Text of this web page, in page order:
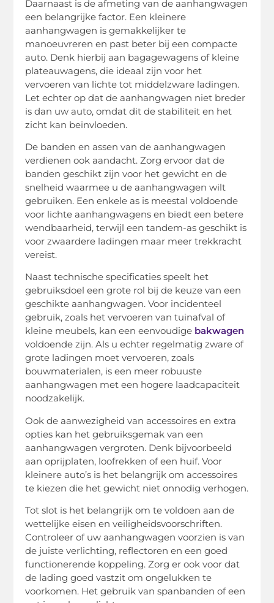
Daarnaast is de afmeting van de aanhangwagen
een belangrijke factor. Een kleinere
aanhangwagen is gemakkelijker te
manoeuvreren en past beter bij een compacte
auto. Denk hierbij aan bagagewagens of kleine
plateauwagens, die ideaal zijn voor het
vervoeren van lichte tot middelzware ladingen.
Let echter op dat de aanhangwagen niet breder
is dan uw auto, omdat dit de stabiliteit en het
zicht kan beïnvloeden.
De banden en assen van de aanhangwagen
verdienen ook aandacht. Zorg ervoor dat de
banden geschikt zijn voor het gewicht en de
snelheid waarmee u de aanhangwagen wilt
gebruiken. Een enkele as is meestal voldoende
voor lichte aanhangwagens en biedt een betere
wendbaarheid, terwijl een tandem-as geschikt is
voor zwaardere ladingen maar meer trekkracht
vereist.
Naast technische specificaties speelt het
gebruiksdoel een grote rol bij de keuze van een
geschikte aanhangwagen. Voor incidenteel
gebruik, zoals het vervoeren van tuinafval of
kleine meubels, kan een eenvoudige bakwagen
voldoende zijn. Als u echter regelmatig zware of
grote ladingen moet vervoeren, zoals
bouwmaterialen, is een meer robuuste
aanhangwagen met een hogere laadcapaciteit
noodzakelijk.
Ook de aanwezigheid van accessoires en extra
opties kan het gebruiksgemak van een
aanhangwagen vergroten. Denk bijvoorbeeld
aan oprijplaten, loofrekken of een huif. Voor
kleinere auto’s is het belangrijk om accessoires
te kiezen die het gewicht niet onnodig verhogen.
Tot slot is het belangrijk om te voldoen aan de
wettelijke eisen en veiligheidsvoorschriften.
Controleer of uw aanhangwagen voorzien is van
de juiste verlichting, reflectoren en een goed
functionerende koppeling. Zorg er ook voor dat
de lading goed vastzit om ongelukken te
voorkomen. Het gebruik van spanbanden of een